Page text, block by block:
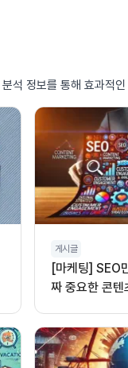
석 정보를 통해 효과적
게시글
[마케팅] SEO
짜 중요한 콘텐